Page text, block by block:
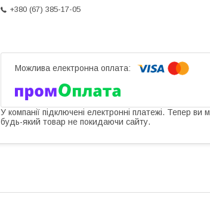
+380 (67) 385-17-05
У компанії підключені електронні платежі. Тепер ви
будь-який товар не покидаючи сайту.